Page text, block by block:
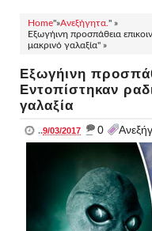
Home"»Ανεξήγητα. " »
Εξωγήινη προσπάθεια
μακρινό γαλαξία" »
Εξωγήινη
Εντοπίστηκαν
γαλαξία
..9/03/2017 _ 0